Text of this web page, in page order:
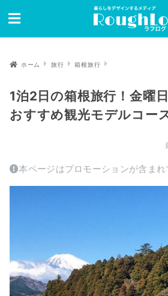
ホーム 旅行 箱根旅行
1泊2日の箱根旅行！金曜
おすすめ観光モデルコー
本ページはプロモーションが含まれ